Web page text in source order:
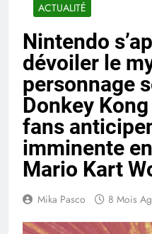
ACTUALITÉ
Nintendo
dévoiler le
personnage
Donkey
fans
imminente
Mario Kart
Mika Pasco 8 Mois